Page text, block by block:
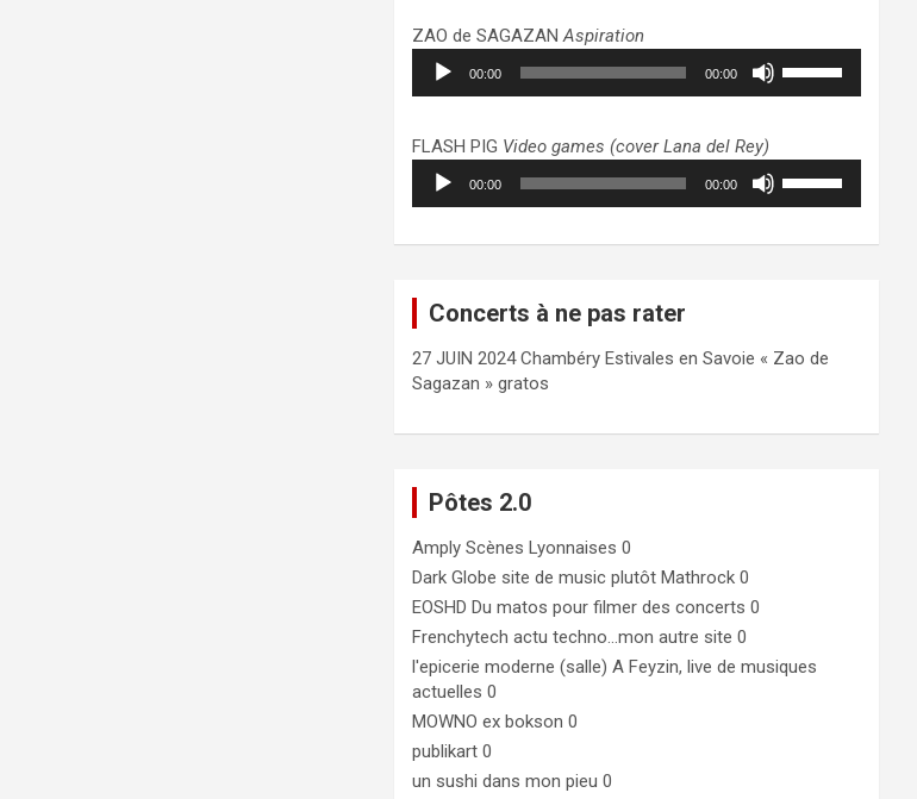
volume.
pour
augmenter
ou
volume.
ZAO de SAGAZANAspiration
Lecteur
audio
00:00 00:00
pour
augmenter
ou
FLASH PIG Video games (cover Lana del Rey)
Lecteur
audio
00:00 00:00
haut/bas
le
Concerts à ne pas rater
27 JUIN 2024 Chambéry Estivales en Savoie « Zao de
Sagazan » gratos
Pôtes 2.0
Amply Scènes Lyonnaises 0
Dark Globe site de music plutôt Mathrock 0
EOSHD Du matos pour filmer des concerts 0
Frenchytech actu techno…mon autre site 0
l'epicerie moderne (salle) A Feyzin, live de musiques
actuelles 0
MOWNO ex bokson 0
publikart 0
un sushi dans mon pieu 0